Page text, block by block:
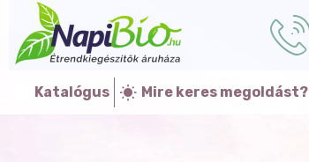
Katalógus Mire keres megoldást?